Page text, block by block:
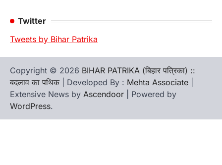
Twitter
Tweets by Bihar Patrika
Copyright © 2026 BIHAR PATRIKA (बिहार पत्रिका) ::
बदलाव का पथिक | Developed By : Mehta Associate
Extensive News by Ascendoor | Powered by
WordPress.